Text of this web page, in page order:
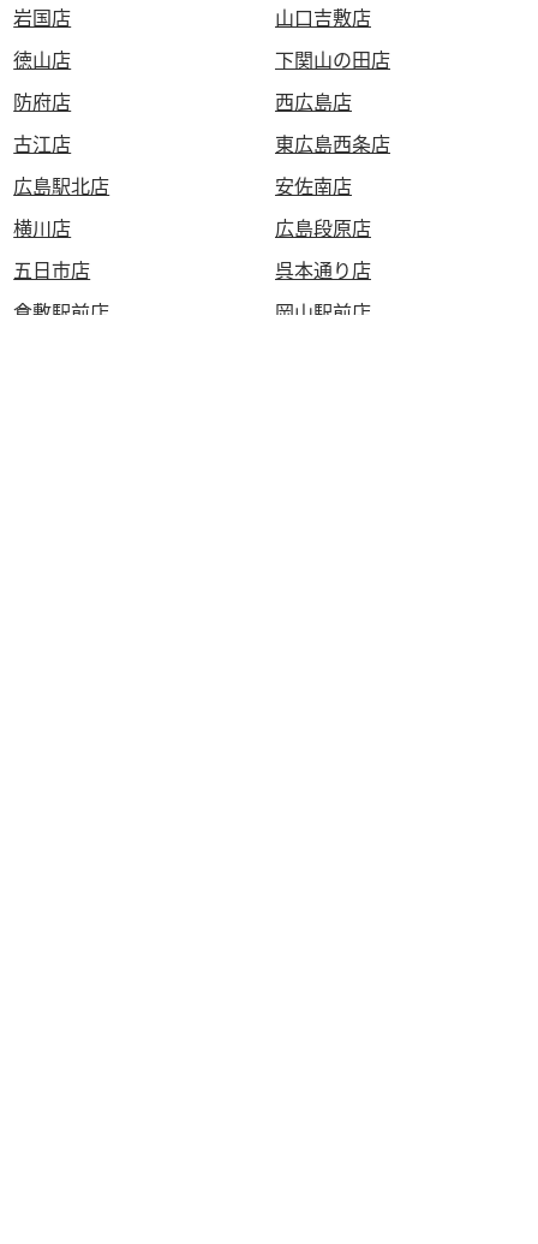
岩国店
山口吉敷店
徳山店
下関山の田店
防府店
西広島店
古江店
東広島西条店
広島駅北店
安佐南店
横川店
広島段原店
五日市店
呉本通り店
倉敷駅前店
岡山駅前店